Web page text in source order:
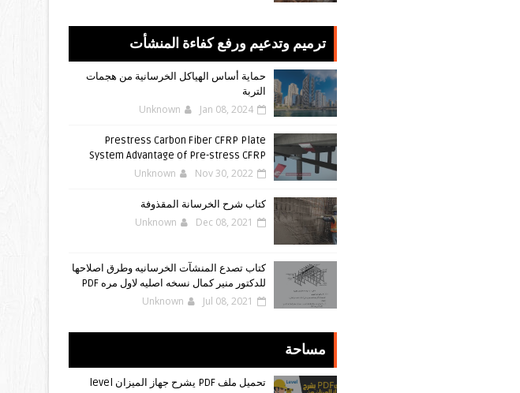
ترميم وتدعيم ورفع كفاءة المنشأت
حماية أساس الهياكل الخرسانية من هجمات
التربة
Unknown Jan 08, 2024
Prestress Carbon Fiber CFRP Plate
System Advantage of Pre-stress CFRP
Unknown Nov 30, 2022
كتاب شرح الخرسانة المقذوفة
Unknown Dec 08, 2021
كتاب تصدع المنشآت الخرسانيه وطرق اصلاحها
للدكتور منير كمال نسخه اصليه لاول مره PDF
Unknown Jul 08, 2021
مساحة
تحميل ملف PDF يشرح جهاز الميزان level